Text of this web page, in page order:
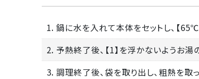
1. 鍋に水を入れて本体をセットし、【
2. 予熱終了後、【1】を浮かないようお湯
3. 調理終了後、袋を取り出し、粗熱を取